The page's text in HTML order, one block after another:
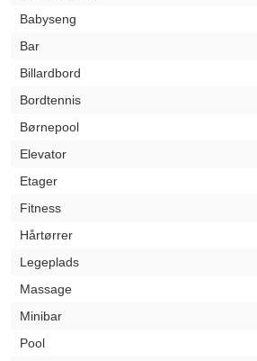
Babyseng
Bar
Billardbord
Bordtennis
Børnepool
Elevator
Etager
Fitness
Hårtørrer
Legeplads
Massage
Minibar
Pool